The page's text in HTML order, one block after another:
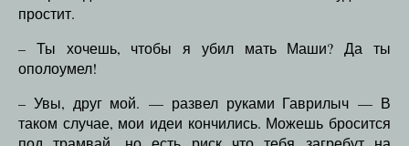
простит.
– Ты хочешь, чтобы я убил мать Маши? Да ты
ополоумел!
– Увы, друг мой. — развел руками Гаврилыч — В
таком случае, мои идеи кончились. Можешь бросится